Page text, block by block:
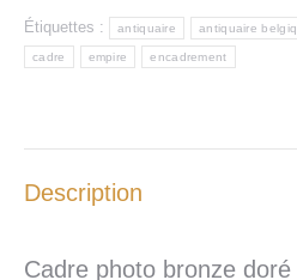
Étiquettes : antiquaire antiquaire
cadre empire encadrement
Description
Cadre photo bronze